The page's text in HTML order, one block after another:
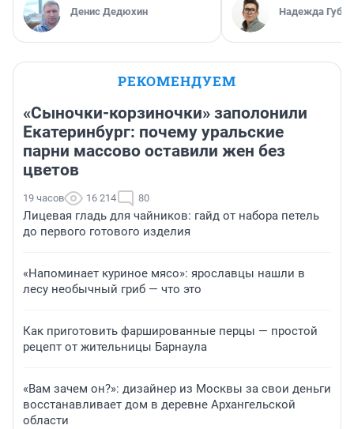
Денис Дедюхин Надежда
РЕКОМЕНДУЕМ
«Сыночки-корзиночки» заполонили
Екатеринбург: почему уральские
парни массово оставили жен без
цветов
19 часов 16 214 80
Лицевая гладь для чайников: гайд от набора петель
до первого готового изделия
«Напоминает куриное мясо»: ярославцы нашли в
лесу необычный гриб — что это
Как приготовить фаршированные перцы — простой
рецепт от жительницы Барнаула
«Вам зачем он?»: дизайнер из Москвы за свои деньги
восстанавливает дом в деревне Архангельской
области